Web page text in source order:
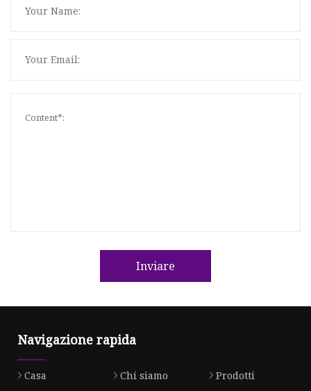
Inviare
Navigazione rapida
Casa Chi siamo
Prodotti